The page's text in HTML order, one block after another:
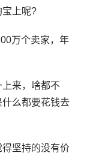
宝上呢?
万个卖家，年
来，啥都不
么都要花钱去
坚持的没有价